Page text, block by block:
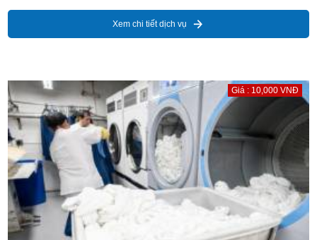
Xem chi tiết dịch vụ
Giá : 10,000 VNĐ